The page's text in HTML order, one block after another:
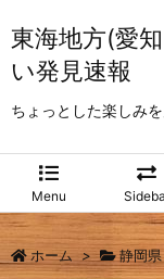
東海地方(愛
い発見速報
ちょっとした楽しみ
Menu
ホーム > 静岡県